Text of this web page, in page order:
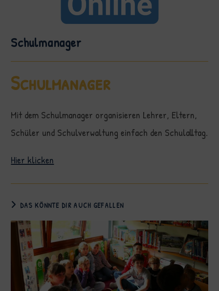
Schulmanager
Schulmanager
Mit dem Schulmanager organisieren Lehrer, Eltern,
Schüler und Schulverwaltung einfach den Schulalltag.
Hier klicken
DAS KÖNNTE DIR AUCH GEFALLEN